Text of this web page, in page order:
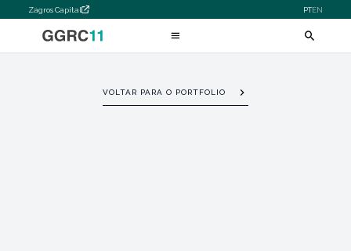
Zagros Capital PTEN
VOLTAR PARA O PORTFOLIO